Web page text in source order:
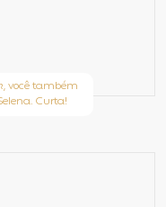
você também
Curta!